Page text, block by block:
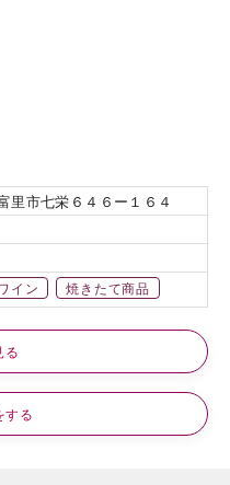
里市七栄６４６ー１６４
イン 焼きたて商品
る
する